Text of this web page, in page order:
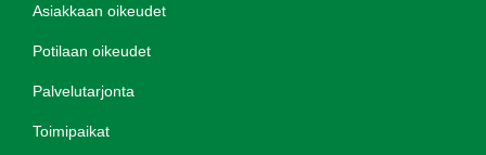
Asiakkaan oikeudet
Potilaan oikeudet
Palvelutarjonta
Toimipaikat